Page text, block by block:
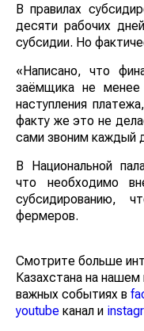
В правилах
десяти рабочих
субсидии. Но
«Написано, что
заёмщика не
наступления
факту же это не
сами звоним каждый
В Национальной
что необходимо
субсидированию,
фермеров.
Смотрите больше
Казахстана на нашем
важных событиях в
youtube канал и